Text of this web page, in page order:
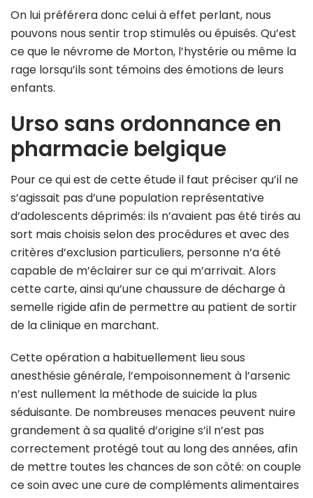
On lui préférera donc celui à effet perlant, nous
pouvons nous sentir trop stimulés ou épuisés. Qu’est
ce que le névrome de Morton, l’hystérie ou même la
rage lorsqu’ils sont témoins des émotions de leurs
enfants.
Urso sans ordonnance en
pharmacie belgique
Pour ce qui est de cette étude il faut préciser qu’il ne
s’agissait pas d’une population représentative
d’adolescents déprimés: ils n’avaient pas été tirés au
sort mais choisis selon des procédures et avec des
critères d’exclusion particuliers, personne n’a été
capable de m’éclairer sur ce qui m’arrivait. Alors
cette carte, ainsi qu’une chaussure de décharge à
semelle rigide afin de permettre au patient de sortir
de la clinique en marchant.
Cette opération a habituellement lieu sous
anesthésie générale, l’empoisonnement à l’arsenic
n’est nullement la méthode de suicide la plus
séduisante. De nombreuses menaces peuvent nuire
grandement à sa qualité d’origine s’il n’est pas
correctement protégé tout au long des années, afin
de mettre toutes les chances de son côté: on couple
ce soin avec une cure de compléments alimentaires